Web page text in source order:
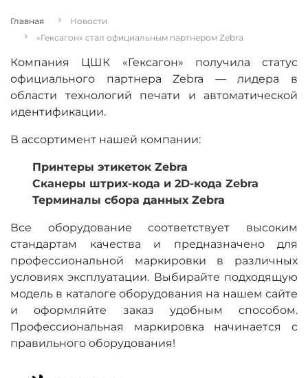
Главная
Новости
«Гексагон» стал официальным партнером Zebra
Компания ЦШК «Гексагон» получила статус
официального партнера Zebra — лидера в
области технологий печати и автоматической
идентификации.
В ассортимент нашей компании:
Принтеры этикеток Zebra
Сканеры штрих-кода и 2D-кода Zebra
Терминалы сбора данных Zebra
Все оборудование соответствует высоким
стандартам качества и предназначено для
профессиональной маркировки в различных
условиях эксплуатации. Выбирайте подходящую
модель в каталоге оборудования на нашем сайте
и оформляйте заказ удобным способом.
Профессиональная маркировка начинается с
правильного оборудования!